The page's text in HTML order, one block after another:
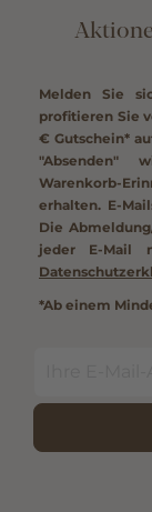
Melden Sie
profitieren Sie
€ Gutschein*
"Absenden"
Warenkorb-
erhalten. E-
Die
jeder E-Mail
*Ab einem